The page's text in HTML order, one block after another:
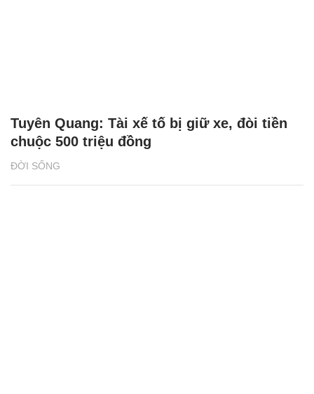
ĐỜI SỐNG
Tuyên Quang: Tài xế tố bị giữ xe, đòi tiền
chuộc 500 triệu đồng